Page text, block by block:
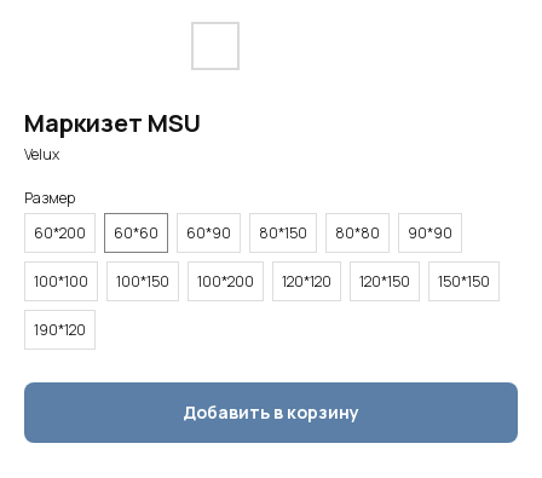
Маркизет MSU
Velux
Размер
60*200
60*60 60*90 80*150 80*80 90*90
100*100 100*150 100*200 120*120 120*150 150*150
190*120
Добавить в корзину